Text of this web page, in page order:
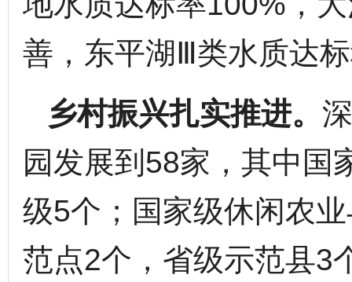
善，东平湖Ⅲ类水质达
乡村振兴扎实推进。
园发展到58家，其中国
级5个；国家级休闲农
范点2个，省级示范县3